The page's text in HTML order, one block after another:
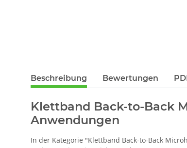
Beschreibung Bewertungen
Klettband Back-to-Back
Anwendungen
In der Kategorie "Klettband Back-to-Back